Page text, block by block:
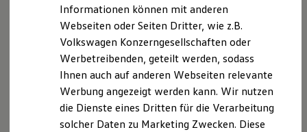
Lifestyle Shop
T-Roc Kollektion
Golf Kollektion
ID. Kollektion
Volkswagen Kollektion
R-Kollektion
GTI Kollektion
Fußball Drop
we drive football
#wedriveproud
Ihre Ansprechpartnerbei Jacobs
Automobile Heinsberg
E-Mail schreiben
Informationen können mit anderen
Webseiten oder Seiten Dritter, wie z.B.
Volkswagen Konzerngesellschaften oder
Werbetreibenden, geteilt werden, sodass
Ihnen auch auf anderen Webseiten relevante
Werbung angezeigt werden kann. Wir nutzen
die Dienste eines Dritten für die Verarbeitung
solcher Daten zu Marketing Zwecken. Diese